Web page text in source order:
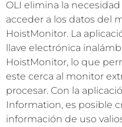
OLI elimina la
acceder a los datos del
HoistMonitor. La
llave electrónica
HoistMonitor, lo que
este cerca al monitor
procesar. Con la
Information, es posible
información de uso